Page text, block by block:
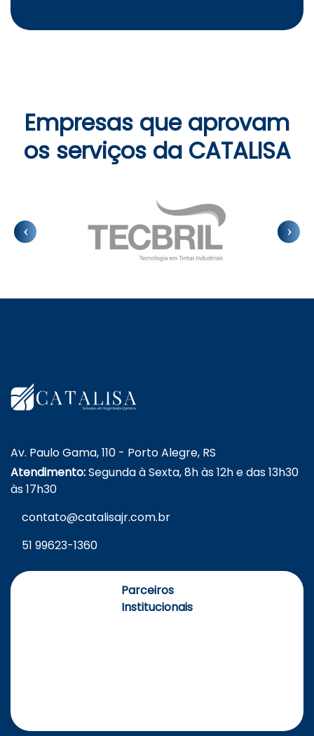
Empresas que aprovam
os serviços da CATALISA
Av. Paulo Gama, 110 - Porto Alegre, RS
Atendimento:Segunda à Sexta, 8h às 12h e das 13h30
às 17h30
contato@catalisajr.com.br
51 99623-1360
Parceiros
Institucionais